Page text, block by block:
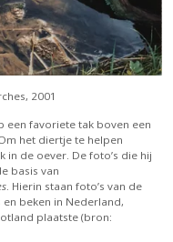
2001
een favoriete tak boven een
het diertje te helpen
in de oever. De foto’s die hij
basis van
. Hierin staan foto’s van de
beken in Nederland,
plaatste (bron: